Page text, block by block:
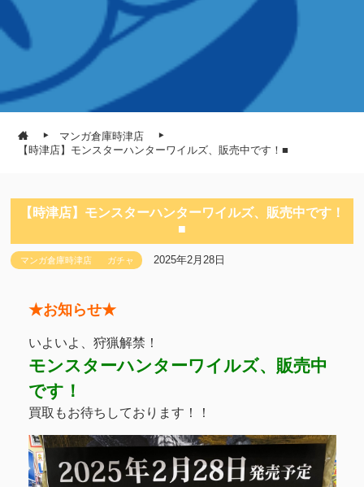
マンガ倉庫時津店
【時津店】モンスターハンターワイルズ、販売中です！■
【時津店】モンスターハンターワイルズ、販売中です！
■
マンガ倉庫時津店 ガチャ 2025年2月28日
★お知らせ★
いよいよ、狩猟解禁！
モンスターハンターワイルズ、販売中
です！
買取もお待ちしております！！